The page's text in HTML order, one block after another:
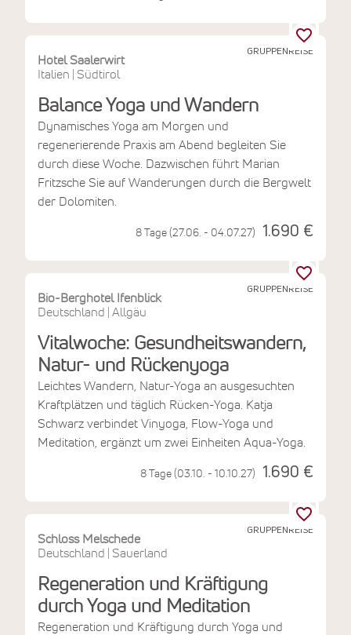
GRUPPENREISE
Hotel Saalerwirt
Italien
Südtirol
Balance Yoga und Wandern
Dynamisches Yoga am Morgen und
regenerierende Praxis am Abend begleiten Sie
durch diese Woche. Dazwischen führt Marian
Fritzsche Sie auf Wanderungen durch die Bergwelt
der Dolomiten.
8 Tage (27.06. - 04.07.27) 1.690 €
GRUPPENREISE
Bio-Berghotel Ifenblick
Deutschland
Allgäu
Vitalwoche: Gesundheitswandern,
Natur- und Rückenyoga
Leichtes Wandern, Natur-Yoga an ausgesuchten
Kraftplätzen und täglich Rücken-Yoga. Katja
Schwarz verbindet Vinyoga, Flow-Yoga und
Meditation, ergänzt um zwei Einheiten Aqua-Yoga.
8 Tage (03.10. - 10.10.27) 1.690 €
GRUPPENREISE
Schloss Melschede
Deutschland
Sauerland
Regeneration und Kräftigung
durch Yoga und Meditation
Regeneration und Kräftigung durch Yoga und